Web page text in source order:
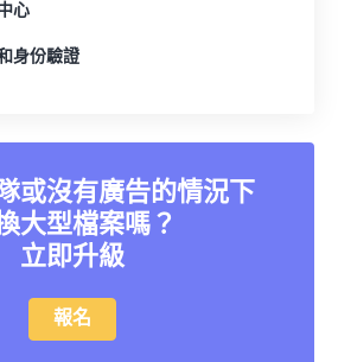
心
身份驗證
或沒有廣告的情況下
大型檔案嗎？
立即升級
報名